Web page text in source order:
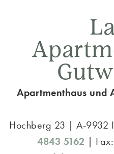
Apartmenthaus und
Hochberg 23 | A-9932
4843 5162 |